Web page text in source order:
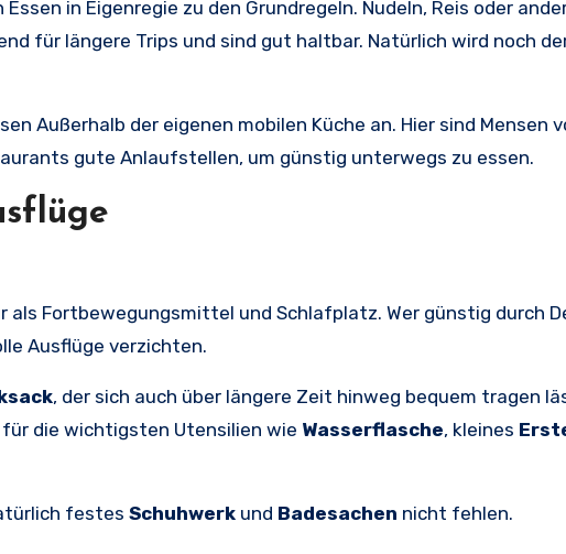
in Eigenregie zu den Grundregeln. Nudeln, Reis oder
für längere Trips und sind gut haltbar. Natürlich wird noch
Außerhalb der eigenen mobilen Küche an. Hier sind Mensen
gute Anlaufstellen, um günstig unterwegs zu essen.
als Fortbewegungsmittel und Schlafplatz. Wer günstig durch
Ausflüge verzichten.
, der sich auch über längere Zeit hinweg bequem tragen
die wichtigsten Utensilien wie Wasserflasche, kleines
festes Schuhwerk und Badesachen nicht fehlen.